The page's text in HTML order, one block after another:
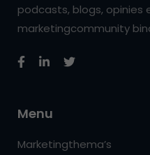
podcasts, blogs, opinies
marketingcommunity
Menu
Marketingthema’s